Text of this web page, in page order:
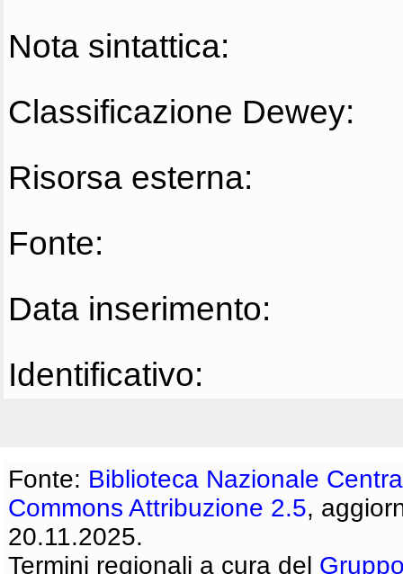
Nota sintattica:
Classificazione Dewey:
Risorsa esterna:
Fonte:
Data inserimento:
Identificativo:
Fonte: Biblioteca Nazionale
Commons Attribuzione 2.5,
20.11.2025.
Termini regionali a cura del